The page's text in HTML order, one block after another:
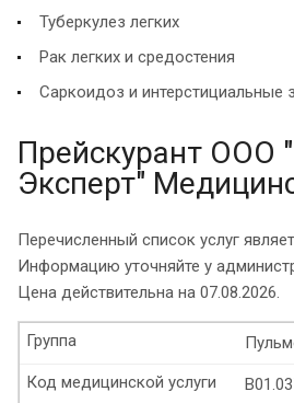
Туберкулез легких
Рак легких и средостения
Саркоидоз и интерстициальные
Прейскурант ООО
Эксперт"
Перечисленный список услуг
Информацию уточняйте у
Цена действительна на 07.08.2026.
Группа
Код медицинской услуги